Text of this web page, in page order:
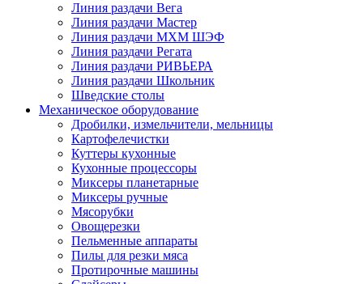
Линия раздачи Вега
Линия раздачи Мастер
Линия раздачи МХМ ШЭФ
Линия раздачи Регата
Линия раздачи РИВЬЕРА
Линия раздачи Школьник
Шведские столы
Механическое оборудование
Дробилки, измельчители, мельницы
Картофелечистки
Куттеры кухонные
Кухонные процессоры
Миксеры планетарные
Миксеры ручные
Мясорубки
Овощерезки
Пельменные аппараты
Пилы для резки мяса
Протирочные машины